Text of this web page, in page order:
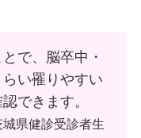
で、脳卒中・
い罹りやすい
できます。
県健診受診者生